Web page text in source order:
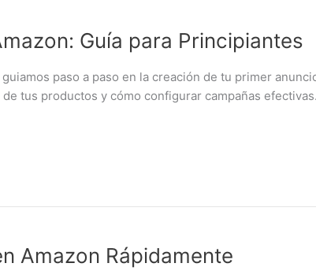
Guía para Principiantes
paso a paso en la creación de tu primer
tus productos y cómo configurar campañas
Amazon Rápidamente